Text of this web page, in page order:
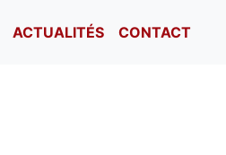
ACTUALITÉS CONTACT